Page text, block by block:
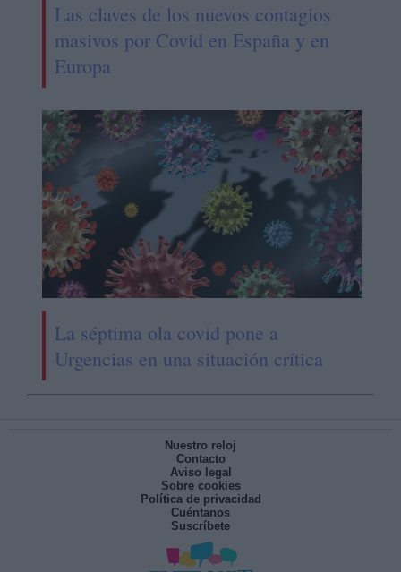
Las claves de los nuevos contagios
masivos por Covid en España y en
Europa
La séptima ola covid pone a
Urgencias en una situación crítica
Nuestro reloj
Contacto
Aviso legal
Sobre cookies
Política de privacidad
Cuéntanos
Suscríbete